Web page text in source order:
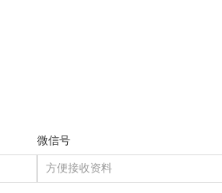
微信号